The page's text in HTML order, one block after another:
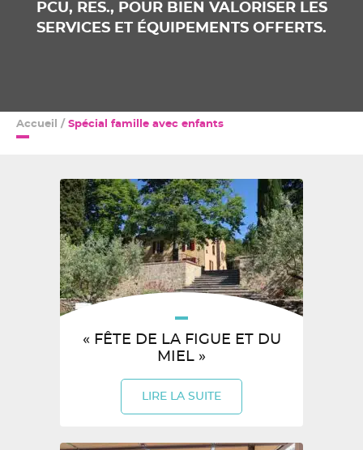
PCU, RES., POUR BIEN VALORISER LES
SERVICES ET ÉQUIPEMENTS OFFERTS.
Accueil / Spécial famille avec enfants
« FÊTE DE LA FIGUE ET DU
MIEL »
LIRE LA SUITE